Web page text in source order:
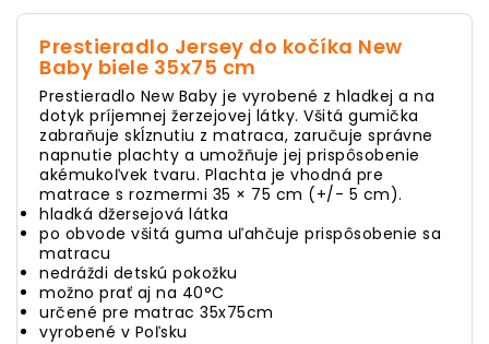
Prestieradlo Jersey do kočíka New
Baby biele 35x75 cm
Prestieradlo New Baby je vyrobené z hladkej a na
dotyk príjemnej žerzejovej látky. Všitá gumička
zabraňuje skĺznutiu z matraca, zaručuje správne
napnutie plachty a umožňuje jej prispôsobenie
akémukoľvek tvaru. Plachta je vhodná pre
matrace s rozmermi 35 × 75 cm (+/- 5 cm).
hladká džersejová látka
po obvode všitá guma uľahčuje prispôsobenie sa
matracu
nedráždi detskú pokožku
možno prať aj na 40°C
určené pre matrac 35x75cm
vyrobené v Poľsku